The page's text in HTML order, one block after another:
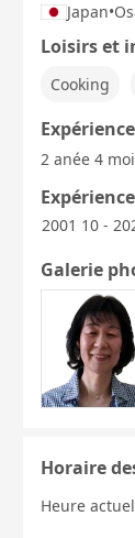
Japan•
Loisirs et
Cooking
2 anée 4
2001 10 -
Galerie
Horaire
Heure